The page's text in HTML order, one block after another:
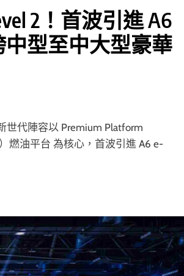
2！首波引進 A6
中型至中大型豪華
世代陣容以 Premium Platform
燃油平台 為核心，首波引進 A6 e-